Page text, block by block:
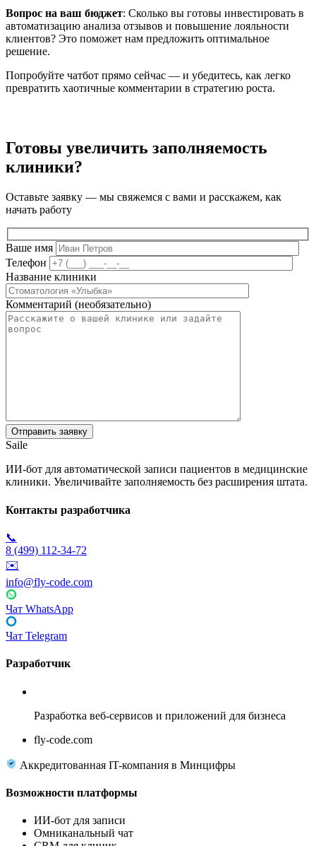
Вопрос на ваш бюджет: Сколько вы готовы инвестировать в
автоматизацию анализа отзывов и повышение лояльности
клиентов? Это поможет нам предложить оптимальное
решение.
Попробуйте чатбот прямо сейчас — и убедитесь, как легко
превратить хаотичные комментарии в стратегию роста.
Готовы увеличить заполняемость
клиники?
Оставьте заявку — мы свяжемся с вами и расскажем, как
начать работу
Ваше имя
Телефон
Название клиники
Комментарий (необязательно)
Saile
ИИ-бот для автоматической записи пациентов в медицинские
клиники. Увеличивайте заполняемость без расширения штата.
Контакты разработчика
📞
8 (499) 112-34-72
✉️
info@fly-code.com
Чат WhatsApp
Чат Telegram
Разработчик
Разработка веб-сервисов и приложений для бизнеса
fly-code.com
Аккредитованная IT-компания в Минцифры
Возможности платформы
ИИ-бот для записи
Омниканальный чат